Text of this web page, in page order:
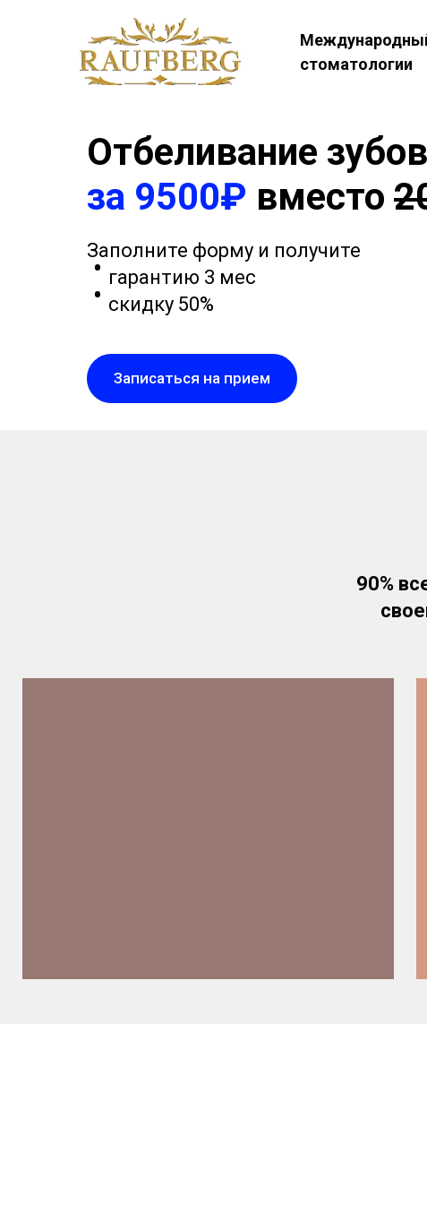
стоматологии
Отбеливание зубов
за 9500₽ вместо
Заполните форму и получите
гарантию 3 мес
скидку 50%
Записаться на прием
90%